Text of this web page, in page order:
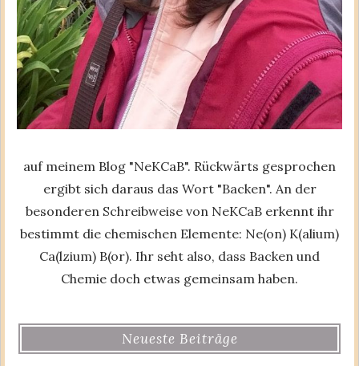
auf meinem Blog "NeKCaB". Rückwärts gesprochen
ergibt sich daraus das Wort "Backen". An der
besonderen Schreibweise von NeKCaB erkennt ihr
bestimmt die chemischen Elemente: Ne(on) K(alium)
Ca(lzium) B(or). Ihr seht also, dass Backen und
Chemie doch etwas gemeinsam haben.
Neueste Beiträge